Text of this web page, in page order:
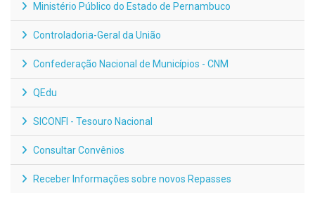
Ministério Público do Estado de Pernambuco
Controladoria-Geral da União
Confederação Nacional de Municípios - CNM
QEdu
SICONFI - Tesouro Nacional
Consultar Convênios
Receber Informações sobre novos Repasses